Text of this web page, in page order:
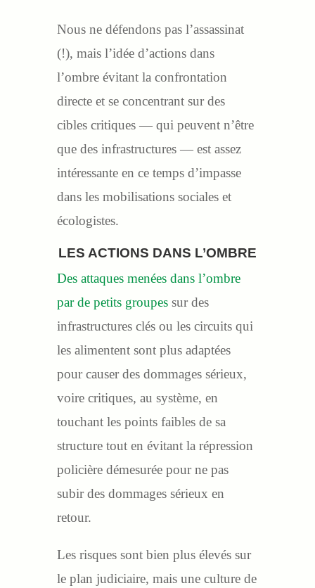
Nous ne défendons pas l’assassinat
(!), mais l’idée d’actions dans
l’ombre évitant la confrontation
directe et se concentrant sur des
cibles critiques — qui peuvent n’être
que des infrastructures — est assez
intéressante en ce temps d’impasse
dans les mobilisations sociales et
écologistes.
LES ACTIONS DANS L’OMBRE
Des attaques menées dans l’ombre
par de petits groupessur des
infrastructures clés ou les circuits qui
les alimentent sont plus adaptées
pour causer des dommages sérieux,
voire critiques, au système, en
touchant les points faibles de sa
structure tout en évitant la répression
policière démesurée pour ne pas
subir des dommages sérieux en
retour.
Les risques sont bien plus élevés sur
le plan judiciaire, mais une culture de